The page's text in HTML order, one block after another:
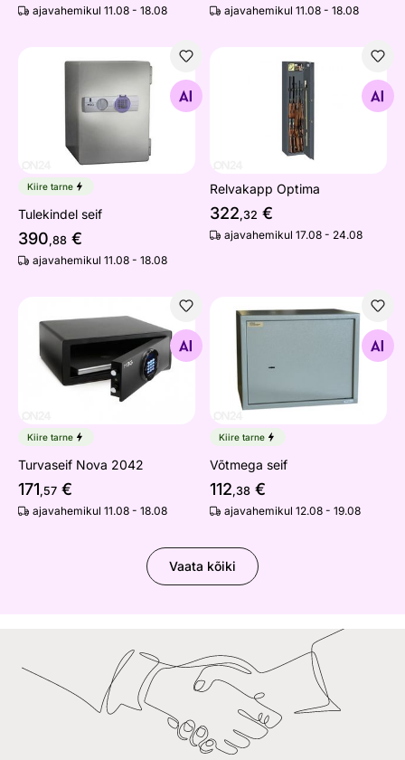
ajavahemikul 11.08 - 18.08 ajavahemikul 11.08 - 18.08
Tulekindel seif
Otsi sarnaseid
Kiire tarne
Tulekindel seif
390,88 €
ajavahemikul 11.08 - 18.08
Relvakapp Optima
Otsi sarnaseid
Relvakapp Optima
322,32 €
ajavahemikul 17.08 - 24.08
Turvaseif Nova 2042
Otsi sarnaseid
Kiire tarne
Turvaseif Nova 2042
171,57 €
ajavahemikul 11.08 - 18.08
Võtmega seif
Kiire tarne
Võtmega seif
112,38 €
ajavahemikul 12.08 - 19.08
Vaata kõiki